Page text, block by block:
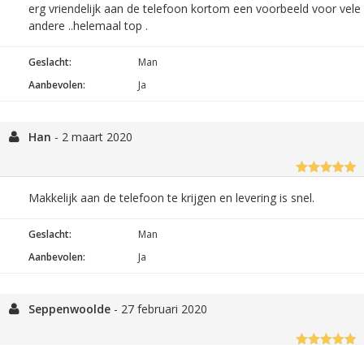
erg vriendelijk aan de telefoon kortom een voorbeeld voor vele
andere ..helemaal top .
Geslacht:
Man
Aanbevolen:
Ja
Han - 2 maart 2020
Makkelijk aan de telefoon te krijgen en levering is snel.
Geslacht:
Man
Aanbevolen:
Ja
Seppenwoolde - 27 februari 2020